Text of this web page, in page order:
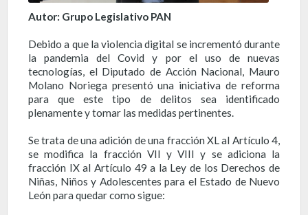
Autor: Grupo Legislativo PAN
Debido a que la violencia digital se incrementó durante
la pandemia del Covid y por el uso de nuevas
tecnologías, el Diputado de Acción Nacional, Mauro
Molano Noriega presentó una iniciativa de reforma
para que este tipo de delitos sea identificado
plenamente y tomar las medidas pertinentes.
Se trata de una adición de una fracción XL al Artículo 4,
se modifica la fracción VII y VIII y se adiciona la
fracción IX al Artículo 49 a la Ley de los Derechos de
Niñas, Niños y Adolescentes para el Estado de Nuevo
León para quedar como sigue: